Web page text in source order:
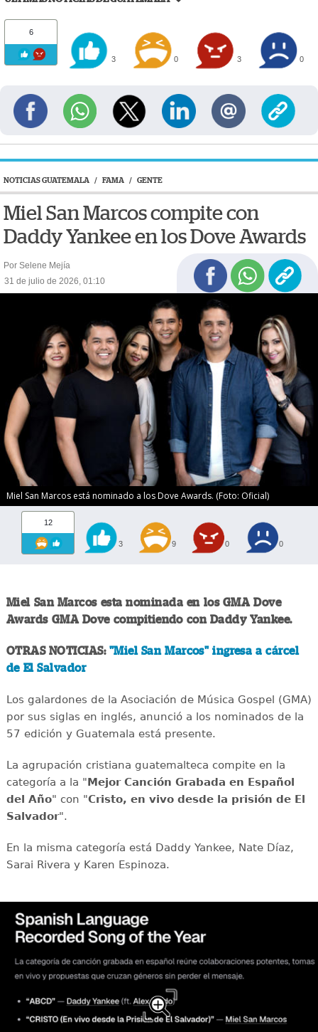
6
3 0 3 0
NOTICIAS GUATEMALA / FAMA / GENTE
Miel San Marcos compite con
Daddy Yankee en los Dove Awards
Por Selene Mejía
31 de julio de 2026, 01:10
Miel San Marcos está nominado a los Dove Awards. (Foto: Oficial)
12
3 9 0 0
Miel San Marcos esta nominada en los GMA Dove
Awards GMA Dove compitiendo con Daddy Yankee.
OTRAS NOTICIAS: "Miel San Marcos" ingresa a cárcel
de El Salvador
Los galardones de la Asociación de Música Gospel (GMA)
por sus siglas en inglés, anunció a los nominados de la
57 edición y Guatemala está presente.
La agrupación cristiana guatemalteca compite en la
categoría a la "Mejor Canción Grabada en Español
del Año" con "Cristo, en vivo desde la prisión de El
Salvador".
En la misma categoría está Daddy Yankee, Nate Díaz,
Sarai Rivera y Karen Espinoza.